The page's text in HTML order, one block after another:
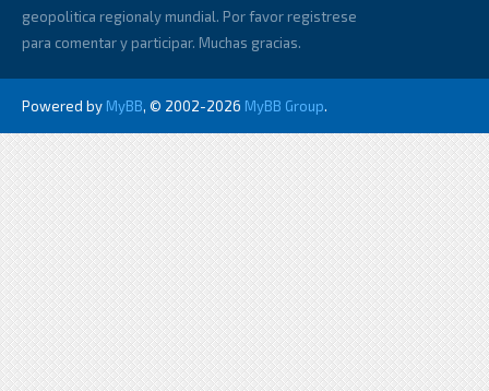
geopolitica regionaly mundial. Por favor registrese
para comentar y participar. Muchas gracias.
Powered by MyBB, © 2002-2026 MyBB Group.